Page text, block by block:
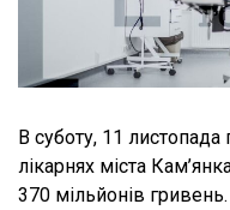
В суботу, 11
лікарнях міста
370 мільйонів гривень.